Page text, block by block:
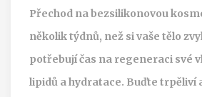
Přechod na bezsilikonovou
několik týdnů, než si vaše tělo
potřebují čas na regeneraci své
lipidů a hydratace. Buďte trpěliví